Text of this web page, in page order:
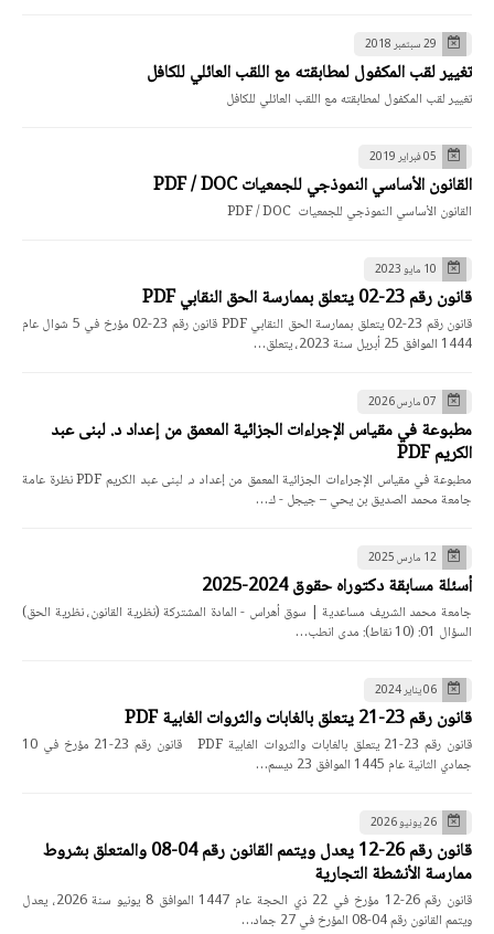
29 سبتمبر 2018
تغيير لقب المكفول لمطابقته مع اللقب العائلي للكافل
تغيير لقب المكفول لمطابقته مع اللقب العائلي للكافل
05 فبراير 2019
القانون الأساسي النموذجي للجمعيات PDF / DOC
القانون الأساسي النموذجي للجمعيات PDF / DOC
10 مايو 2023
قانون رقم 23-02 يتعلق بممارسة الحق النقابي PDF
قانون رقم 23-02 يتعلق بممارسة الحق النقابي PDF قانون رقم 23-02 مؤرخ في 5 شوال عام
1444 الموافق 25 أبريل سنة 2023، يتعلق…
07 مارس 2026
مطبوعة في مقياس الإجراءات الجزائية المعمق من إعداد د. لبنى عبد
الكريم PDF
مطبوعة في مقياس الإجراءات الجزائية المعمق من إعداد د. لبنى عبد الكريم PDF نظرة عامة
جامعة محمد الصديق بن يحي – جيجل - ك…
12 مارس 2025
أسئلة مسابقة دكتوراه حقوق 2024-2025
جامعة محمد الشريف مساعدية | سوق أهراس - المادة المشتركة (نظرية القانون، نظرية الحق)
السؤال 01: (10 نقاط): مدى انطب…
06 يناير 2024
قانون رقم 23-21 يتعلق بالغابات والثروات الغابية PDF
قانون رقم 23-21 يتعلق بالغابات والثروات الغابية PDF قانون رقم 23-21 مؤرخ في 10
جمادي الثانية عام 1445 الموافق 23 ديسم…
26 يونيو 2026
قانون رقم 26-12 يعدل ويتمم القانون رقم 04-08 والمتعلق بشروط
ممارسة الأنشطة التجارية
قانون رقم 26-12 مؤرخ في 22 ذي الحجة عام 1447 الموافق 8 يونيو سنة 2026، يعدل
ويتمم القانون رقم 04-08 المؤرخ في 27 جماد…